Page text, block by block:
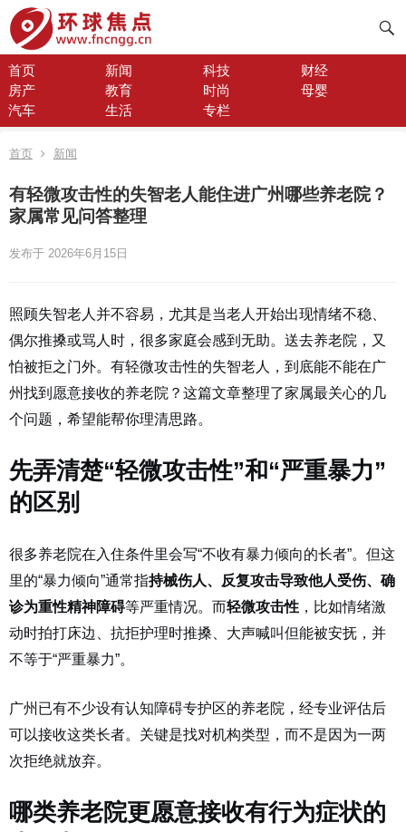
首页 新闻 科技
财经
房产
教育 时尚
母婴
汽车
生活 专栏
首页 新闻
有轻微攻击性的失智老人能住进广州哪些养老院？
家属常见问答整理
发布于 2026年6月15日
照顾失智老人并不容易，尤其是当老人开始出现情绪不稳、
偶尔推搡或骂人时，很多家庭会感到无助。送去养老院，又
怕被拒之门外。有轻微攻击性的失智老人，到底能不能在广
州找到愿意接收的养老院？这篇文章整理了家属最关心的几
个问题，希望能帮你理清思路。
先弄清楚“轻微攻击性”和“严重暴力”
的区别
很多养老院在入住条件里会写“不收有暴力倾向的长者”。但这
里的“暴力倾向”通常指持械伤人、反复攻击导致他人受伤、确
诊为重性精神障碍等严重情况。而轻微攻击性 ，比如情绪激
动时拍打床边、抗拒护理时推搡、大声喊叫但能被安抚，并
不等于“严重暴力”。
广州已有不少设有认知障碍专护区的养老院，经专业评估后
可以接收这类长者。关键是找对机构类型，而不是因为一两
次拒绝就放弃。
哪类养老院更愿意接收有行为症状的